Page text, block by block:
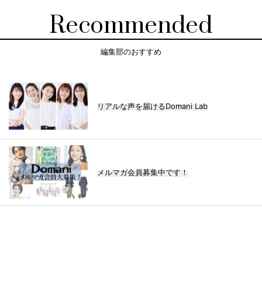
Recommended
編集部のおすすめ
リアルな声を届けるDomani Lab
メルマガ会員募集中です！